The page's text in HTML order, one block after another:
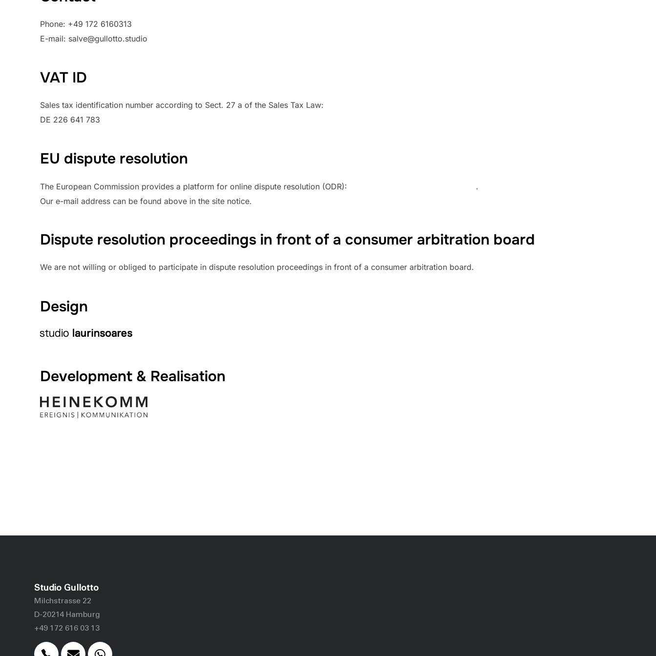
Phone: ‭+49 172 6160313‬
E-mail: salve@gullotto.studio
VAT ID
Sales tax identification number according to Sect. 27 a of the Sales Tax Law:
DE 226 641 783
EU dispute resolution
The European Commission provides a platform for online dispute resolution (ODR):
.
Our e-mail address can be found above in the site notice.
Dispute resolution proceedings in front of a consumer arbitration board
We are not willing or obliged to participate in dispute resolution proceedings in front of a consumer arbitration board.
Design
Development & Realisation
Studio Gullotto
Milchstrasse 22
D-20214 Hamburg
+49 172 616 03 13